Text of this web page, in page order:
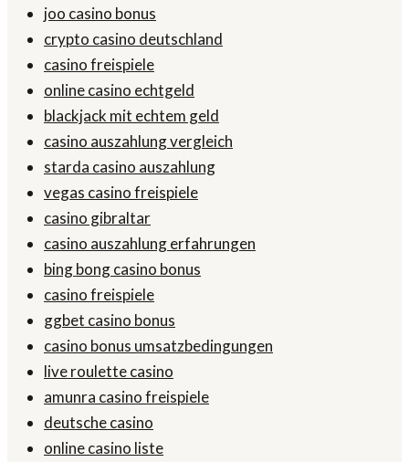
joo casino bonus
crypto casino deutschland
casino freispiele
online casino echtgeld
blackjack mit echtem geld
casino auszahlung vergleich
starda casino auszahlung
vegas casino freispiele
casino gibraltar
casino auszahlung erfahrungen
bing bong casino bonus
casino freispiele
ggbet casino bonus
casino bonus umsatzbedingungen
live roulette casino
amunra casino freispiele
deutsche casino
online casino liste